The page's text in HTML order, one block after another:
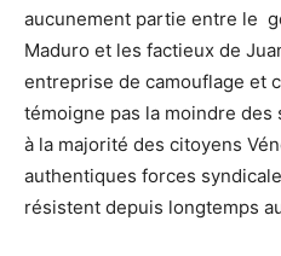
aucunement partie entre le
Maduro et les factieux de
entreprise de camouflage et
témoigne pas la moindre
à la majorité des citoyens
authentiques forces
résistent depuis longtemps